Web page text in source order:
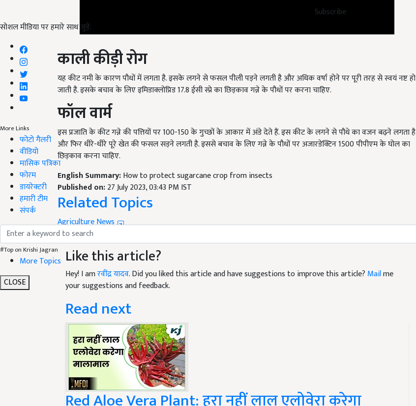
Subscribe
सोशल मीडिया पर हमारे साथ जुड़ें:
More Links
फोटो गैलरी
वीडियो
मासिक पत्रिका
फोरम
डायरेक्टरी
हमारी टीम
संपर्क
#Top on Krishi Jagran
More Topics
CLOSE
काली कीड़ी रोग
यह कीट नमी के कारण पौधों में लगता है. इसके लगने से फसल पीली पड़ने लगती है और अधिक वर्षा होने पर पूरी तरह से स्वयं नष्ट हो
जाती है. इसकेबचाव के लिए इमिडाक्लोप्रिड 17.8 ईसी स्प्रे का छिड़काव गन्ने के पौधों पर करना चाहिए.
फॉल वार्म
इस प्रजाति के कीट गन्ने की पत्तियों पर 100-150 के गुच्छों के आकार में अंडे देते हैं. इस कीट के लगने से पौधे का वजन बढ़ने लगता है
और फिर धीरे-धीरे पूरे खेत की फसल सड़ने लगती है. इससे बचाव के लिए गन्ने के पौधों पर अजारडेक्टिन 1500 पीपीएम के घोल का
छिड़काव करना चाहिए.
English Summary:How to protect sugarcane crop from insects
Published on:27 July 2023, 03:43 PM IST
Related Topics
Agriculture News
गन्ने की खेती
Like this article?
Hey! I amरवींद्र यादव. Did you liked this article and have suggestions to improve this article? Mailme
your suggestions and feedback.
Read next